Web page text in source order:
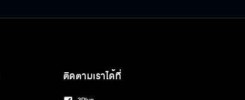
ติดตามเราได้ที่